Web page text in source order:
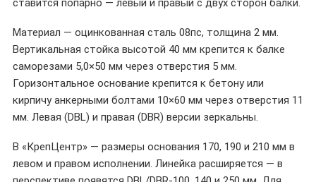
ставится попарно — левый и правый с двух сторон балки.
Материал — оцинкованная сталь 08пс, толщина 2 мм.
Вертикальная стойка высотой 40 мм крепится к балке
саморезами 5,0×50 мм через отверстия 5 мм.
Горизонтальное основание крепится к бетону или
кирпичу анкерными болтами 10×60 мм через отверстия 11
мм. Левая (DBL) и правая (DBR) версии зеркальны.
В «КрепЦентр» — размеры основания 170, 190 и 210 мм в
левом и правом исполнении. Линейка расширяется — в